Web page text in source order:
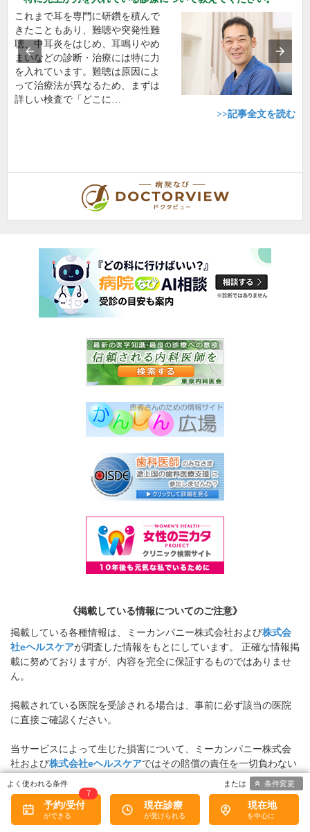
これまで耳を専門に研鑽を積んで
きたこともあり、難聴や突発性難
聴、中耳炎をはじめ、耳鳴りやめ
まいなどの診断・治療には特に力
を入れています。難聴は原因によ
って治療法が異なるため、まずは
詳しい検査で「どこに…
>>記事全文を読む
《掲載している情報についてのご注意》
掲載している各種情報は、ミーカンパニー株式会社および株式会
社eヘルスケアが調査した情報をもとにしています。 正確な情報掲
載に努めておりますが、内容を完全に保証するものではありませ
ん。
掲載されている医院を受診される場合は、事前に必ず該当の医院
に直接ご確認ください。
当サービスによって生じた損害について、ミーカンパニー株式会
社および株式会社eヘルスケアではその賠償の責任を一切負わない
ものとします。
掲載情報に誤りがある場合には、お手数ですが、お問い合わせフ
ォーム
からご連絡をいただけますようお願いいたします。
予約/受付
7
現在診療 現在地
条件変更